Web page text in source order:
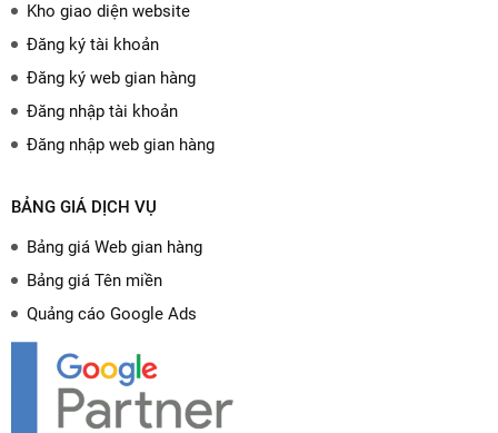
Kho giao diện website
Đăng ký tài khoản
Đăng ký web gian hàng
Đăng nhập tài khoản
Đăng nhập web gian hàng
BẢNG GIÁ DỊCH VỤ
Bảng giá Web gian hàng
Bảng giá Tên miền
Quảng cáo Google Ads